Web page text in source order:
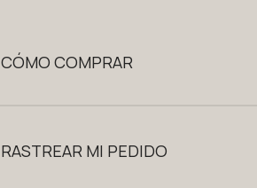
CÓMO COMPRAR
RASTREAR MI PEDIDO